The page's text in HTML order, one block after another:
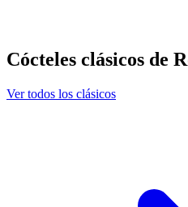
Cócteles clásicos de
Ver todos los clásicos